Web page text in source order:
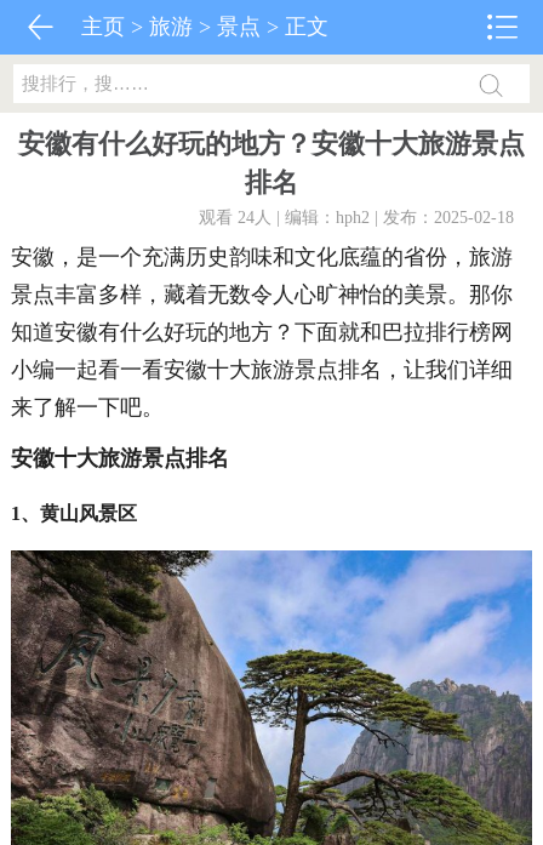
主页 >旅游 >景点 > 正文
安徽有什么好玩的地方？安徽十大旅游景点
排名
观看 24人 | 编辑：hph2 | 发布：2025-02-18
安徽，是一个充满历史韵味和文化底蕴的省份，旅游
景点丰富多样，藏着无数令人心旷神怡的美景。那你
知道安徽有什么好玩的地方？下面就和巴拉排行榜网
小编一起看一看安徽十大旅游景点排名，让我们详细
来了解一下吧。
安徽十大旅游景点排名
1、黄山风景区